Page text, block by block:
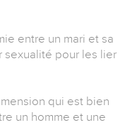
entre un mari et sa
sexualité pour les lier
qui est bien
un homme et une